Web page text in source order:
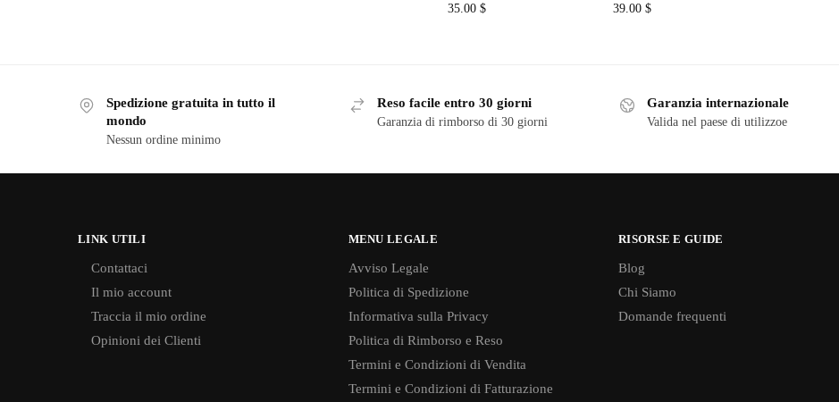
35.00 $ 39.00$
Spedizione gratuita in tutto il
mondo
Nessun ordine minimo
Reso facile entro 30 giorni
Garanzia di rimborso di 30 giorni
Garanzia internazionale
Valida nel paese di utilizzoe
LINK UTILI
Contattaci
Il mio account
Traccia il mio ordine
Opinioni dei Clienti
MENU LEGALE
Avviso Legale
Politica di Spedizione
Informativa sulla Privacy
Politica di Rimborso e Reso
Termini e Condizioni di Vendita
Termini e Condizioni di Fatturazione
RISORSE E GUIDE
Blog
Chi Siamo
Domande frequenti